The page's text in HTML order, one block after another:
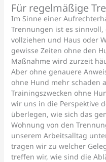
Für regelmäßige
Im Sinne einer
Trennungen ist es
vollziehen und Haus oder
gewisse Zeiten ohne den
Maßnahme wird zurzeit
Aber ohne genauere
ohne Hund mehr schaden
Trainingszwecken ohne
wir uns in die Perspektive
überlegen, wie sich das
Wohnung von den
unserem Arbeitsalltag
tragen wir zu welcher
treffen wir, wie sind die